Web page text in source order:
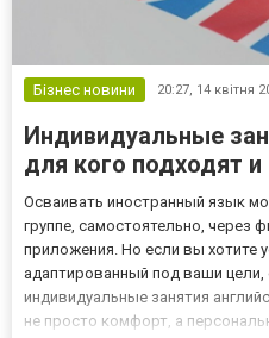
Бізнес новини 20:27, 14 квітня
Индивидуальные
для кого подходят
Осваивать иностранный язык
группе, самостоятельно, через
приложения. Но если вы хотите
адаптированный под ваши цели,
индивидуальные занятия
не просто комфорт, а